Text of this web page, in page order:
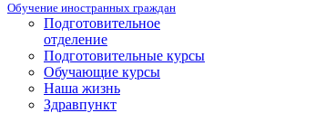
Обучение иностранных граждан
Подготовительное
отделение
Подготовительные курсы
Обучающие курсы
Наша жизнь
Здравпункт